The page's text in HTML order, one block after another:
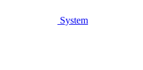
System